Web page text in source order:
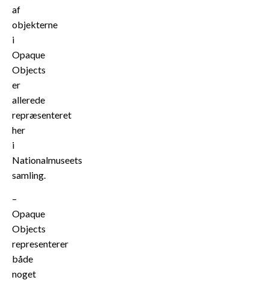
af
objekterne
i
Opaque
Objects
er
allerede
repræsenteret
her
i
Nationalmuseets
samling.
–
Opaque
Objects
representerer
både
noget